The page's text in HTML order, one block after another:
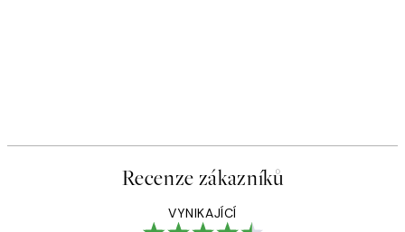
Recenze zákazníků
VYNIKAJÍCÍ